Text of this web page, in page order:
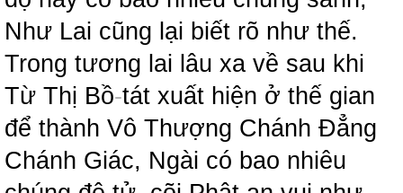
Như Lai cũng lại biết rõ như thế.
Trong tương lai lâu xa về sau khi
Từ Thị Bồ-tát xuất hiện ở thế gian
để thành Vô Thượng Chánh Đẳng
Chánh Giác, Ngài có bao nhiêu